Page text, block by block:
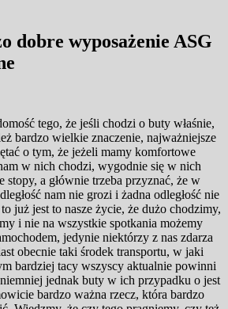
dobre wyposażenie ASG
tego, że jeśli chodzi o buty właśnie,
bardzo wielkie znaczenie, najważniejsze
o tym, że jeżeli mamy komfortowe
w nich chodzi, wygodnie się w nich
stopy, a głównie trzeba przyznać, że w
nam nie grozi i żadna odległość nie
już jest to nasze życie, że dużo chodzimy,
i nie na wszystkie spotkania możemy
jedynie niektórzy z nas zdarza
obecnie taki środek transportu, w jaki
bardziej tacy wszyscy aktualnie powinni
jednak buty w ich przypadku o jest
bardzo ważna rzecz, która bardzo